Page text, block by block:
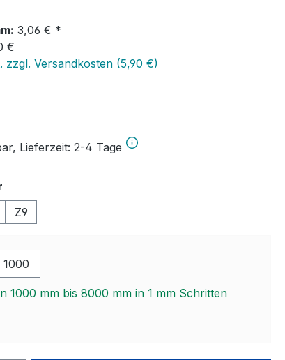
3,06 € *
€
zzgl. Versandkosten (5,90 €)
von 5 von 5 Sternen
Lieferzeit: 2-4 Tage
Z9
1000 mm bis 8000 mm in 1 mm Schritten